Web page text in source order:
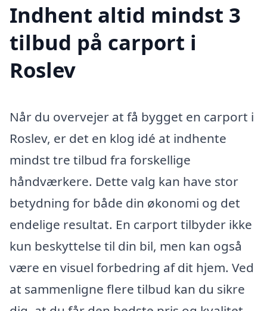
Indhent altid mindst 3
tilbud på carport i
Roslev
Når du overvejer at få bygget en carport i
Roslev, er det en klog idé at indhente
mindst tre tilbud fra forskellige
håndværkere. Dette valg kan have stor
betydning for både din økonomi og det
endelige resultat. En carport tilbyder ikke
kun beskyttelse til din bil, men kan også
være en visuel forbedring af dit hjem. Ved
at sammenligne flere tilbud kan du sikre